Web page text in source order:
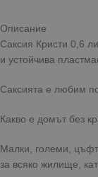
Описание
Саксия Кристи 0,6
и устойчива
Саксията е любим
Какво е домът без
Малки, големи,
за всяко жилище,